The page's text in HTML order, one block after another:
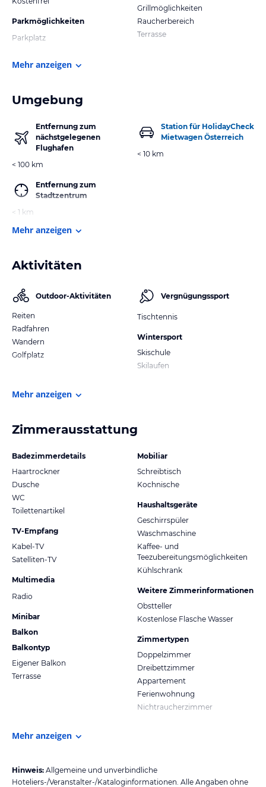
Parkmöglichkeiten
Parkplatz
Grillmöglichkeiten
Raucherbereich
Terrasse
Mehr anzeigen
Umgebung
Entfernung zum
nächstgelegenen
Flughafen
< 100 km
Entfernung zum
Stadtzentrum
< 1 km
Station für HolidayCheck
Mietwagen Österreich
< 10 km
Mehr anzeigen
Aktivitäten
Outdoor-Aktivitäten
Reiten
Radfahren
Wandern
Golfplatz
Vergnügungssport
Tischtennis
Wintersport
Skischule
Skilaufen
Mehr anzeigen
Zimmerausstattung
Badezimmerdetails
Haartrockner
Dusche
WC
Toilettenartikel
TV-Empfang
Kabel-TV
Satelliten-TV
Multimedia
Radio
Minibar
Balkon
Balkontyp
Eigener Balkon
Terrasse
Mobiliar
Schreibtisch
Kochnische
Haushaltsgeräte
Geschirrspüler
Waschmaschine
Kaffee- und
Teezubereitungsmöglichkeiten
Kühlschrank
Weitere Zimmerinformationen
Obstteller
Kostenlose Flasche Wasser
Zimmertypen
Doppelzimmer
Dreibettzimmer
Appartement
Ferienwohnung
Nichtraucherzimmer
Mehr anzeigen
Hinweis: Allgemeine und unverbindliche
Hoteliers-/Veranstalter-/Kataloginformationen. Alle Angaben ohne